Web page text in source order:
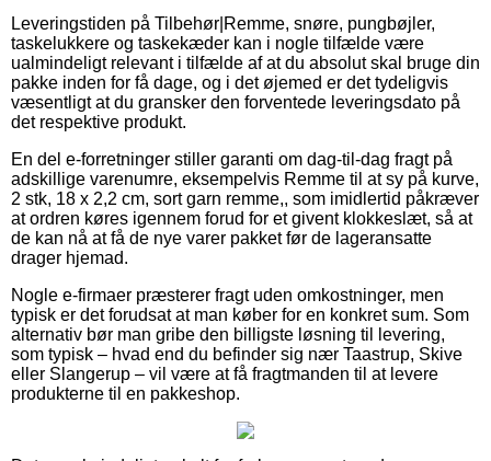
Leveringstiden på Tilbehør|Remme, snøre, pungbøjler,
taskelukkere og taskekæder kan i nogle tilfælde være
ualmindeligt relevant i tilfælde af at du absolut skal bruge din
pakke inden for få dage, og i det øjemed er det tydeligvis
væsentligt at du gransker den forventede leveringsdato på
det respektive produkt.
En del e-forretninger stiller garanti om dag-til-dag fragt på
adskillige varenumre, eksempelvis Remme til at sy på kurve,
2 stk, 18 x 2,2 cm, sort garn remme,, som imidlertid påkræver
at ordren køres igennem forud for et givent klokkeslæt, så at
de kan nå at få de nye varer pakket før de lageransatte
drager hjemad.
Nogle e-firmaer præsterer fragt uden omkostninger, men
typisk er det forudsat at man køber for en konkret sum. Som
alternativ bør man gribe den billigste løsning til levering,
som typisk – hvad end du befinder sig nær Taastrup, Skive
eller Slangerup – vil være at få fragtmanden til at levere
produkterne til en pakkeshop.